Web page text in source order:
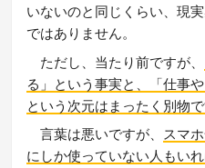
いないのと同じくらい、現
ではありません。
ただし、当たり前ですが、
る」という事実と、「仕事
という次元はまったく別物で
言葉は悪いですが、 スマ
にしか使っていない人もい